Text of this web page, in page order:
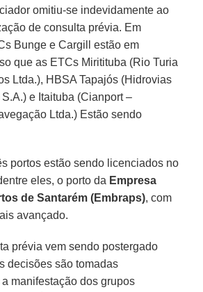
omitiu-se indevidamente ao
de consulta prévia. Em
Bunge e Cargill estão em
que as ETCs Miritituba (Rio Turia
Ltda.), HBSA Tapajós (Hidrovias
e Itaituba (Cianport –
Ltda.) Estão sendo
portos estão sendo licenciados no
eles, o porto da Empresa
de Santarém (Embraps), com
avançado.
prévia vem sendo postergado
decisões são tomadas
manifestação dos grupos